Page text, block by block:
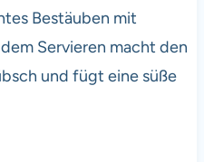
Bestäuben mit
Servieren macht den
und fügt eine süße